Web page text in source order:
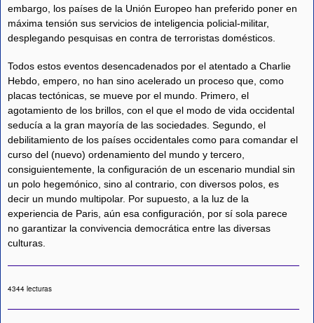
embargo, los países de la Unión Europeo han preferido poner en
máxima tensión sus servicios de inteligencia policial-militar,
desplegando pesquisas en contra de terroristas domésticos.
Todos estos eventos desencadenados por el atentado a Charlie
Hebdo, empero, no han sino acelerado un proceso que, como
placas tectónicas, se mueve por el mundo. Primero, el
agotamiento de los brillos, con el que el modo de vida occidental
seducía a la gran mayoría de las sociedades. Segundo, el
debilitamiento de los países occidentales como para comandar el
curso del (nuevo) ordenamiento del mundo y tercero,
consiguientemente, la configuración de un escenario mundial sin
un polo hegemónico, sino al contrario, con diversos polos, es
decir un mundo multipolar. Por supuesto, a la luz de la
experiencia de Paris, aún esa configuración, por sí sola parece
no garantizar la convivencia democrática entre las diversas
culturas.
4344 lecturas